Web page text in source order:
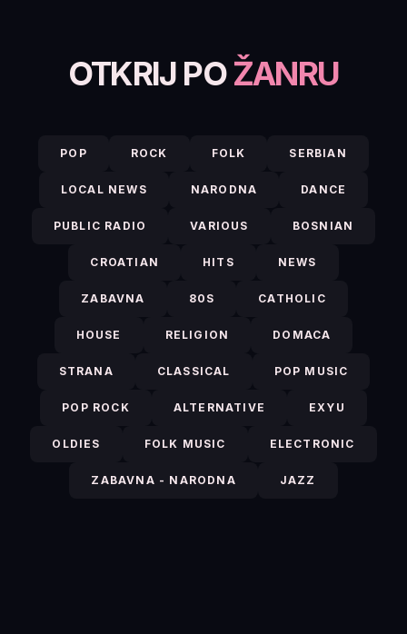
OTKRIJ POŽANRU
POP ROCK FOLK SERBIAN
LOCAL NEWS NARODNA DANCE
PUBLIC RADIO VARIOUS BOSNIAN
CROATIAN HITS NEWS
ZABAVNA 80S CATHOLIC
HOUSE RELIGION DOMACA
STRANA CLASSICAL POP MUSIC
POP ROCK ALTERNATIVE EXYU
OLDIES FOLK MUSIC ELECTRONIC
ZABAVNA - NARODNA JAZZ